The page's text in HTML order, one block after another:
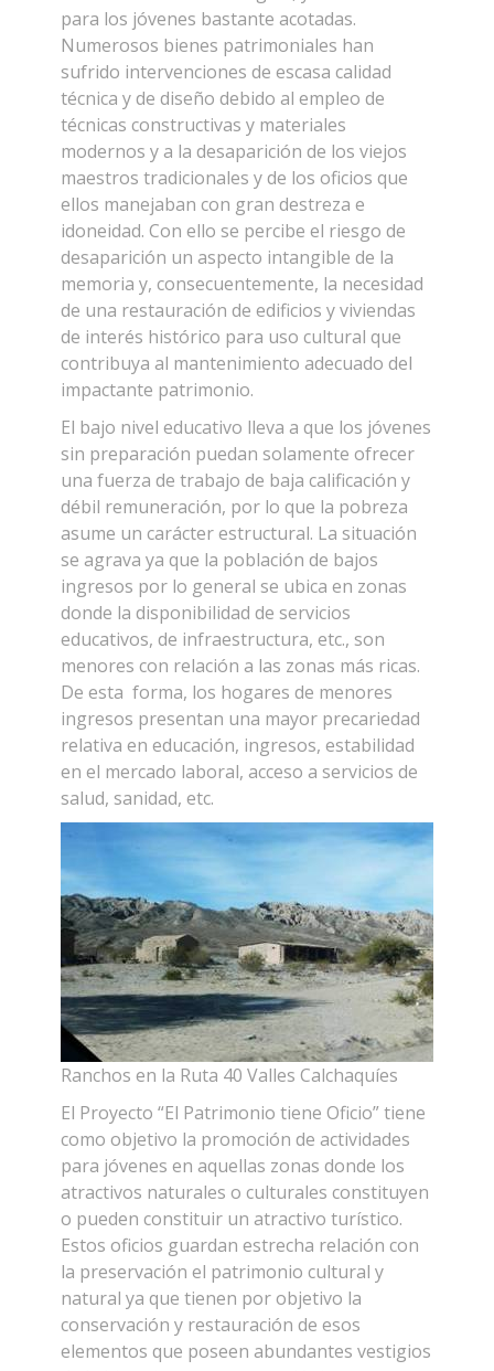
para los jóvenes bastante acotadas.
Numerosos bienes patrimoniales han
sufrido intervenciones de escasa calidad
técnica y de diseño debido al empleo de
técnicas constructivas y materiales
modernos y a la desaparición de los viejos
maestros tradicionales y de los oficios que
ellos manejaban con gran destreza e
idoneidad. Con ello se percibe el riesgo de
desaparición un aspecto intangible de la
memoria y, consecuentemente, la necesidad
de una restauración de edificios y viviendas
de interés histórico para uso cultural que
contribuya al mantenimiento adecuado del
impactante patrimonio.
El bajo nivel educativo lleva a que los jóvenes
sin preparación puedan solamente ofrecer
una fuerza de trabajo de baja calificación y
débil remuneración, por lo que la pobreza
asume un carácter estructural. La situación
se agrava ya que la población de bajos
ingresos por lo general se ubica en zonas
donde la disponibilidad de servicios
educativos, de infraestructura, etc., son
menores con relación a las zonas más ricas.
De esta forma, los hogares de menores
ingresos presentan una mayor precariedad
relativa en educación, ingresos, estabilidad
en el mercado laboral, acceso a servicios de
salud, sanidad, etc.
Ranchos en la Ruta 40 Valles Calchaquíes
El Proyecto “El Patrimonio tiene Oficio” tiene
como objetivo la promoción de actividades
para jóvenes en aquellas zonas donde los
atractivos naturales o culturales constituyen
o pueden constituir un atractivo turístico.
Estos oficios guardan estrecha relación con
la preservación el patrimonio cultural y
natural ya que tienen por objetivo la
conservación y restauración de esos
elementos que poseen abundantes vestigios